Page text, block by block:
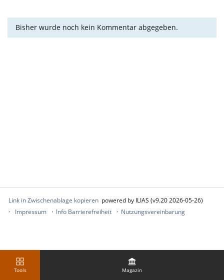
Tools Magazin
Bisher wurde noch kein Kommentar abgegeben.
Link in Zwischenablage kopieren powered by ILIAS (v9.20 2026-05-26)
Impressum
Info Barrierefreiheit Nutzungsvereinbarung